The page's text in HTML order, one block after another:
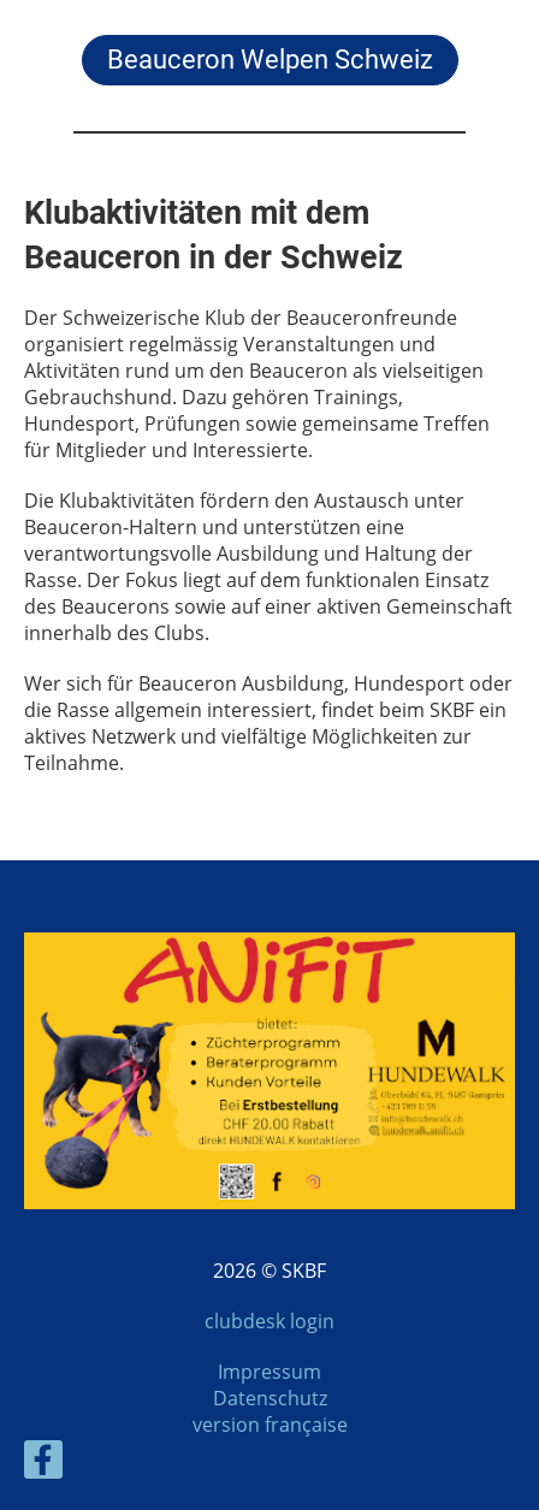
Beauceron Welpen Schweiz
Klubaktivitäten mit dem
Beauceron in der Schweiz
Der Schweizerische Klub der Beauceronfreunde
organisiert regelmässig Veranstaltungen und
Aktivitäten rund um den Beauceron als vielseitigen
Gebrauchshund. Dazu gehören Trainings,
Hundesport, Prüfungen sowie gemeinsame Treffen
für Mitglieder und Interessierte.
Die Klubaktivitäten fördern den Austausch unter
Beauceron-Haltern und unterstützen eine
verantwortungsvolle Ausbildung und Haltung der
Rasse. Der Fokus liegt auf dem funktionalen Einsatz
des Beaucerons sowie auf einer aktiven Gemeinschaft
innerhalb des Clubs.
Wer sich für Beauceron Ausbildung, Hundesport oder
die Rasse allgemein interessiert, findet beim SKBF ein
aktives Netzwerk und vielfältige Möglichkeiten zur
Teilnahme.
2026 © SKBF
clubdesk login
Impressum
Datenschutz
version française